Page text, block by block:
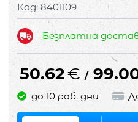
Код: 8401109
Безплатна
50.62€ /
до 10 раб. дни